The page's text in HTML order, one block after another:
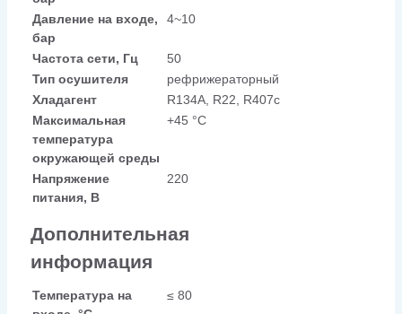
Давление на входе,
бар
4~10
Частота сети, Гц
50
Тип осушителя
рефрижераторный
Хладагент
R134A, R22, R407c
Максимальная
температура
окружающей среды
+45 °C
Напряжение
питания, В
220
Дополнительная
информация
Температура на
≤ 80